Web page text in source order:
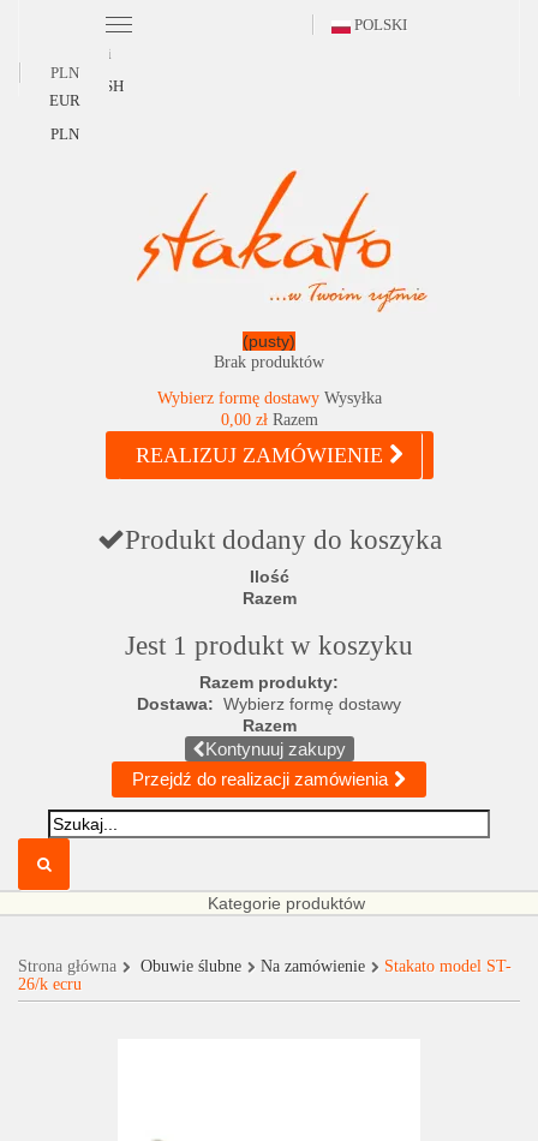
POLSKI
Polski
ENGLISH
PLN
EUR
PLN
(pusty)
Brak produktów
Wybierz formę dostawy Wysyłka
0,00 zł Razem
REALIZUJ ZAMÓWIENIE
Produkt dodany do koszyka
Ilość
Razem
Jest 1 produkt w koszyku
Razem produkty:
Dostawa: Wybierz formę dostawy
Razem
Kontynuuj zakupy
Przejdź do realizacji zamówienia
Kategorie produktów
Strona główna Obuwie ślubne Na zamówienie
Stakato model ST-
26/k ecru